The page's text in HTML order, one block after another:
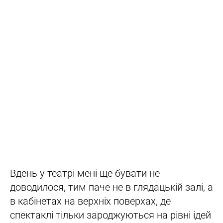
Вдень у театрі мені ще бувати не
доводилося, тим паче не в глядацькій залі, а
в кабінетах на верхніх поверхах, де
спектаклі тільки зароджуються на рівні ідей